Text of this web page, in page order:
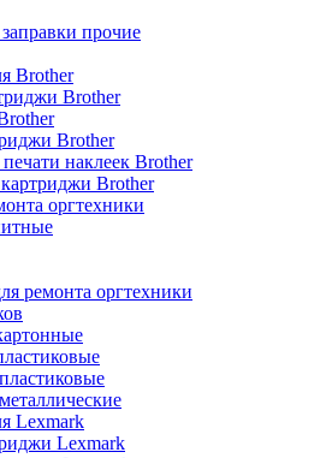
прочие
Brother
Brother
Brother
наклеек Brother
Brother
оргтехники
ремонта оргтехники
Lexmark
Lexmark